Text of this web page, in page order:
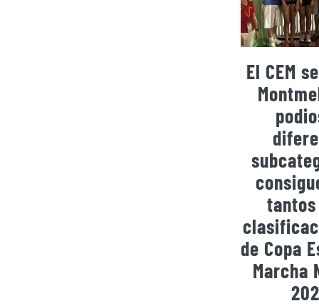
El CEM
de Copa
Marcha